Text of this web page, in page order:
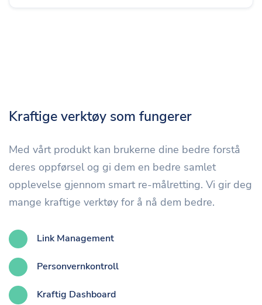
Kraftige verktøy som fungerer
Med vårt produkt kan brukerne dine bedre forstå
deres oppførsel og gi dem en bedre samlet
opplevelse gjennom smart re-målretting. Vi gir deg
mange kraftige verktøy for å nå dem bedre.
Link Management
Personvernkontroll
Kraftig Dashboard